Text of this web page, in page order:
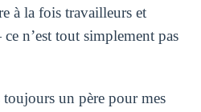
à la fois travailleurs et
n’est tout simplement pas
un père pour mes